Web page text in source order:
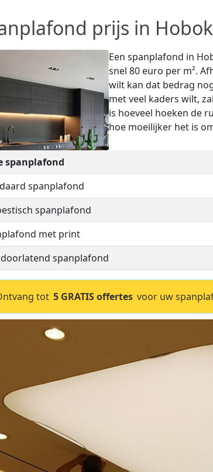
prijs in
Een spanplafond in
snel 80 euro per m².
wilt kan dat bedrag
met veel kaders wilt,
is hoeveel hoeken de
hoe moeilijker het is
spanplafond
spanplafond
spanplafond
met print
spanplafond
tot 5 GRATIS offertes voor uw